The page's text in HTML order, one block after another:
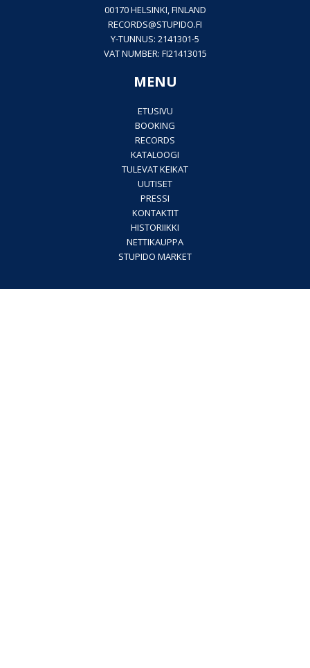
00170 HELSINKI, FINLAND
RECORDS@STUPIDO.FI
Y-TUNNUS: 2141301-5
VAT NUMBER: FI21413015
MENU
ETUSIVU
BOOKING
RECORDS
KATALOOGI
TULEVAT KEIKAT
UUTISET
PRESSI
KONTAKTIT
HISTORIIKKI
NETTIKAUPPA
STUPIDO MARKET